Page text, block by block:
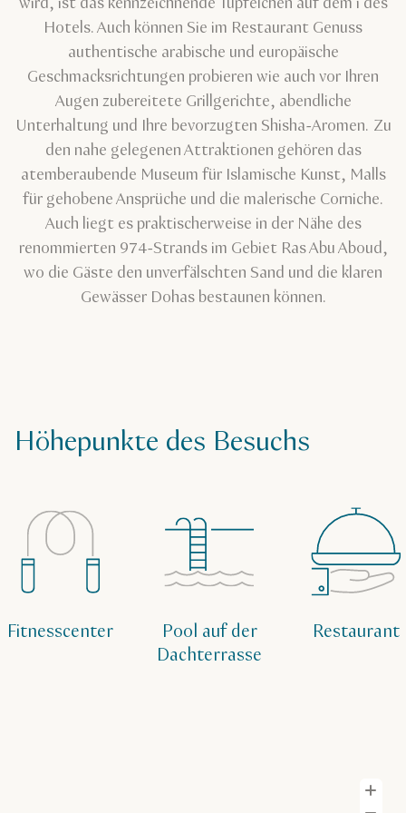
Hotels. Auch können Sie im Restaurant Genuss
authentische arabische und europäische
Geschmacksrichtungen probieren wie auch vor Ihren
Augen zubereitete Grillgerichte, abendliche
Unterhaltung und Ihre bevorzugten Shisha-Aromen. Zu
den nahe gelegenen Attraktionen gehören das
atemberaubende Museum für Islamische Kunst, Malls
für gehobene Ansprüche und die malerische Corniche.
Auch liegt es praktischerweise in der Nähe des
renommierten 974-Strands im Gebiet Ras Abu Aboud,
wo die Gäste den unverfälschten Sand und die klaren
Gewässer Dohas bestaunen können.
Höhepunkte des Besuchs
Fitnesscenter
Pool auf der
Dachterrasse
Restaurant